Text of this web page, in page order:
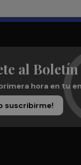
al Boletín
hora en tu
suscribirme!